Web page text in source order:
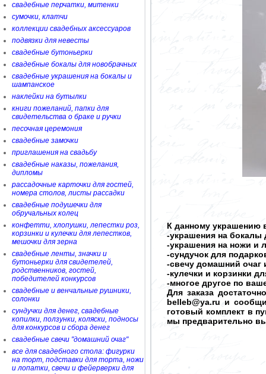
свадебные перчатки, митенки
сумочки, клатчи
коллекции свадебных аксессуаров
подвязки для невесты
свадебные бутоньерки
свадебные бокалы для новобрачных
свадебные украшения на бокалы и
шампанское
наклейки на бутылки
книги пожеланий, папки для
свидетельства о браке и ручки
песочная церемония
свадебные замочки
приглашения на свадьбу
свадебные наказы, пожелания,
дипломы
рассадочные карточки для гостей,
номера столов, листы рассадки
свадебные подушечки для
обручальных колец
конфетти, хлопушки, лепестки роз,
корзинки и кулечки для лепестков,
мешочки для зерна
свадебные ленты, значки и
бутоньерки для свидетелей,
родственников, гостей,
победителей конкурсов
свадебные и венчальные рушники,
солонки
сундучки для денег, свадебные
копилки, ползунки, коляски, подносы
для конкурсов и сбора денег
свадебные свечи "домашний очаг"
все для свадебного стола: фигурки
на торт, подставки для торта, ножи
и лопатки, свечи и фейерверки для
К данному украшению
-украшения на бокалы
-украшения на ножи и
-сундучок для
-свечу домашний очаг
-кулечки и корзинки
-многое другое по
Для заказа
belleb@ya.ru и
готовый комплект в
мы предварительно